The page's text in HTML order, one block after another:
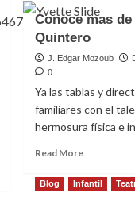
anuncia
2015
Conoce mas
Quintero
J. Edgar Mozoub
0
Ya las tablas y
familiares con el
hermosura física e
Read MoreRead
about
Blog Infantil